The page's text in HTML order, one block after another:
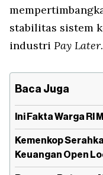
stabilitas sistem
industri Pay Later.
Baca Juga
Ini Fakta Warga RI
Kemenkop
Keuangan Open